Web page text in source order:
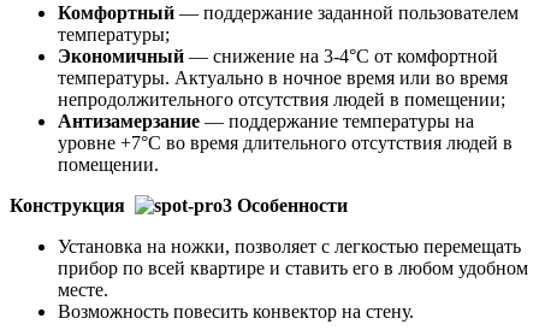
Комфортный — поддержание заданной пользователем
температуры;
Экономичный — снижение на 3-4°С от комфортной
температуры. Актуально в ночное время или во время
непродолжительного отсутствия людей в помещении;
Антизамерзание — поддержание температуры на
уровне +7°С во время длительного отсутствия людей в
помещении.
Конструкция
Особенности
Установка на ножки, позволяет с легкостью перемещать
прибор по всей квартире и ставить его в любом удобном
месте.
Возможность повесить конвектор на стену.